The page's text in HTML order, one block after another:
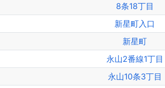
8条18丁目
新星町入口
新星町
永山2番線1丁目
永山10条3丁目